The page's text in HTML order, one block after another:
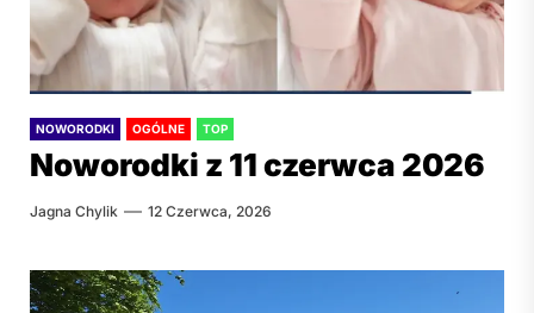
NOWORODKI OGÓLNE TOP
Noworodki z 11 czerwca 2026
Jagna Chylik 12 Czerwca, 2026